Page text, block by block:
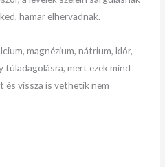
hamar elhervadnak.
magnézium, nátrium, klór,
túladagolásra, mert ezek mind
és vissza is vethetik nem